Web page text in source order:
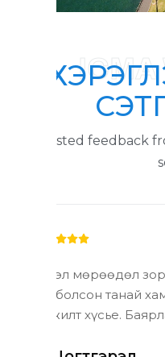
ICMA
Trusted feedback
Хүсэл мөрөөдөл
тус болсон танай
амжилт хүсье.